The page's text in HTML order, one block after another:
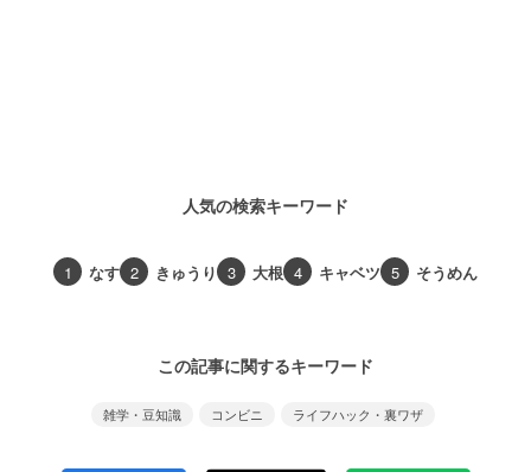
人気の検索キーワード
1 なす 2 きゅうり 3 大根 4 キャベツ 5 そうめん
この記事に関するキーワード
雑学・豆知識 コンビニ ライフハック・裏ワザ